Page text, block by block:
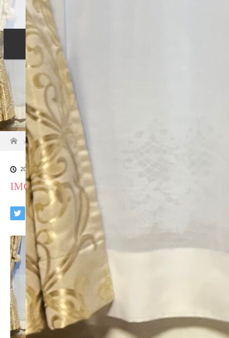
Home
Blog
ホーム
ブログ一覧
2025.01.20
IMG_6174